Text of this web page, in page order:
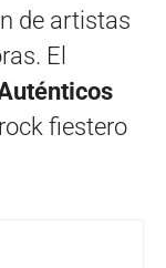
de artistas
El
fiestero